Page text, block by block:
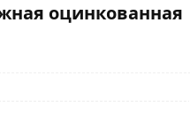
перфорированное
при установке
промышленности; во
оцинкованная